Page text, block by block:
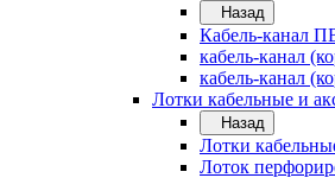
Назад
Кабель-канал
кабель-канал
кабель-канал
Лотки кабельные и
Назад
Лотки
Лоток